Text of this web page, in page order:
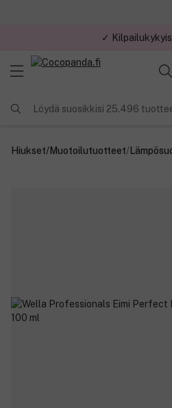
✓
Löydä suosikkisi 25.496
Hiukset/Muotoilutuotteet/